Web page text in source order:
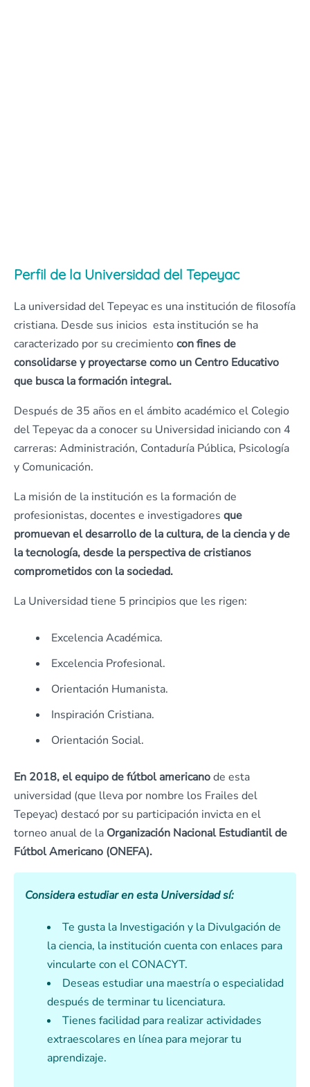
Perfil de la Universidad del Tepeyac
La universidad del Tepeyac es una institución de filosofía
cristiana. Desde sus inicios esta institución se ha
caracterizado por su crecimiento con fines de
consolidarse y proyectarse como un Centro Educativo
que busca la formación integral.
Después de 35 años en el ámbito académico el Colegio
del Tepeyac da a conocer su Universidad iniciando con 4
carreras: Administración, Contaduría Pública, Psicología
y Comunicación.
La misión de la institución es la formación de
profesionistas, docentes e investigadores que
promuevan el desarrollo de la cultura, de la ciencia y de
la tecnología, desde la perspectiva de cristianos
comprometidos con la sociedad.
La Universidad tiene 5 principios que les rigen:
Excelencia Académica.
Excelencia Profesional.
Orientación Humanista.
Inspiración Cristiana.
Orientación Social.
En 2018, el equipo de fútbol americanode esta
universidad (que lleva por nombre los Frailes del
Tepeyac) destacó por su participación invicta en el
torneo anual de la Organización Nacional Estudiantil de
Fútbol Americano (ONEFA).
Considera estudiar en esta Universidad sí:
Te gusta la Investigación y la Divulgación de
la ciencia, la institución cuenta con enlaces para
vincularte con el CONACYT.
Deseas estudiar una maestría o especialidad
después de terminar tu licenciatura.
Tienes facilidad para realizar actividades
extraescolares en línea para mejorar tu
aprendizaje.